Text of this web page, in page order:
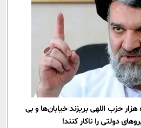
از افاضات خرازی: ۵۰ هزار حزب اللهی بریزند خیابان‌ها و بی
دولتی را ناکار کنند!